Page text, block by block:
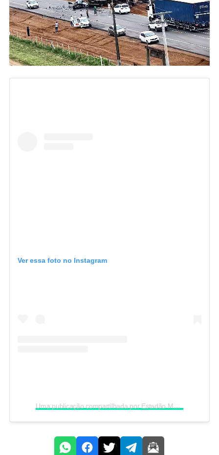
Ver essa foto no Instagram
Uma publicação compartilhada por Estadão MT (@portalestadao.mt)